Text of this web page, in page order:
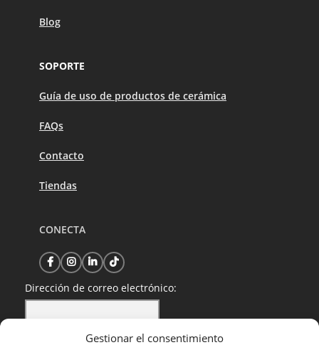
Gestionar el consentimiento
Blog
SOPORTE
Guía de uso de productos de cerámica
FAQs
Contacto
Tiendas
CONECTA
Dirección de correo electrónico: